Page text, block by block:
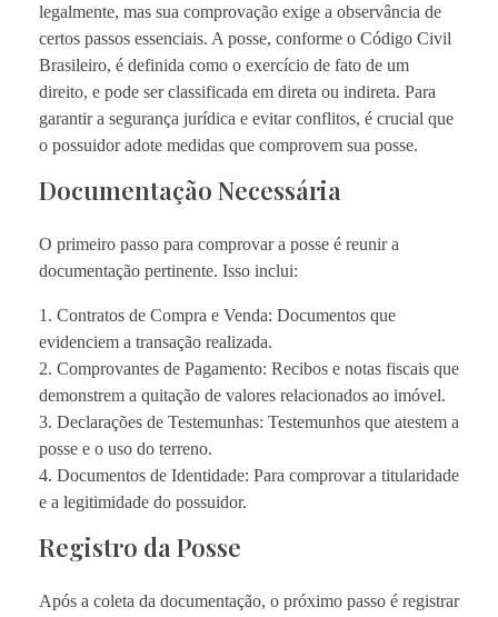
legalmente, mas sua comprovação exige a observância de
certos passos essenciais. A posse, conforme o Código Civil
Brasileiro, é definida como o exercício de fato de um
direito, e pode ser classificada em direta ou indireta. Para
garantir a segurança jurídica e evitar conflitos, é crucial que
o possuidor adote medidas que comprovem sua posse.
Documentação Necessária
O primeiro passo para comprovar a posse é reunir a
documentação pertinente. Isso inclui:
1. Contratos de Compra e Venda: Documentos que
evidenciem a transação realizada.
2. Comprovantes de Pagamento: Recibos e notas fiscais que
demonstrem a quitação de valores relacionados ao imóvel.
3. Declarações de Testemunhas: Testemunhos que atestem a
posse e o uso do terreno.
4. Documentos de Identidade: Para comprovar a titularidade
e a legitimidade do possuidor.
Registro da Posse
Após a coleta da documentação, o próximo passo é registrar